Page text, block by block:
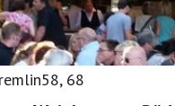
, 68